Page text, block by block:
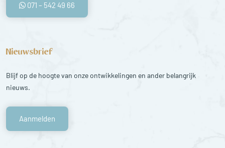
071 – 542 49 66
Nieuwsbrief
Blijf op de hoogte van onze ontwikkelingen en ander belangrijk
nieuws.
Aanmelden